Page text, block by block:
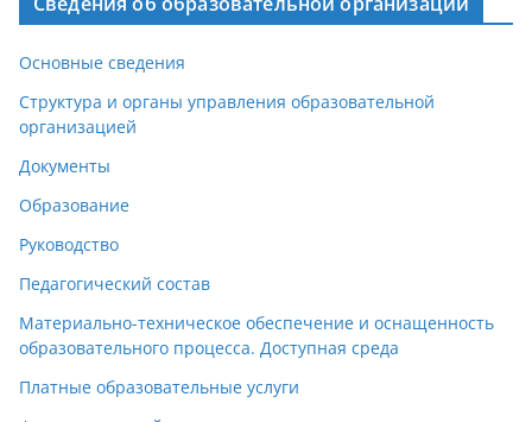
Основные сведения
Структура и органы управления образовательной
организацией
Документы
Образование
Руководство
Педагогический состав
Материально-техническое обеспечение и оснащенность
образовательного процесса. Доступная среда
Платные образовательные услуги